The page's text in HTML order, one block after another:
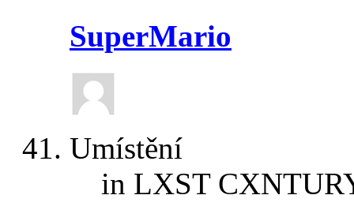
SuperMario
Umístění
in LXST